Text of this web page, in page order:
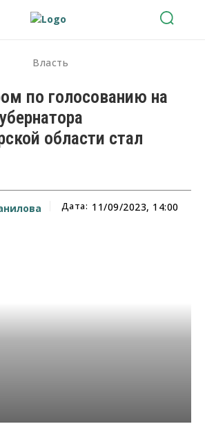
Власть
по голосованию на
области стал
Дата: 11/09/2023, 14:00